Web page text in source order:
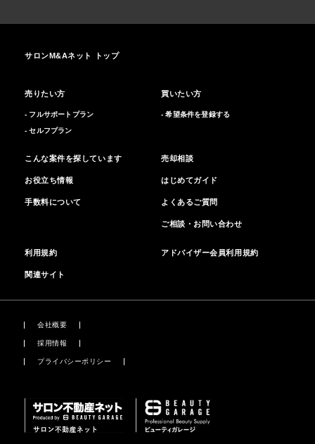
サロンM&Aネット トップ
売りたい方
- フルサポートプラン
- セルフプラン
買いたい方
- 希望条件を登録する
こんな案件を探しています
お役立ち情報
手数料について
売却相談
はじめてガイド
よくあるご質問
ご相談・お問い合わせ
利用規約 アドバイザー会員利用規約
関連サイト
会社概要
採用情報
プライバシーポリシー